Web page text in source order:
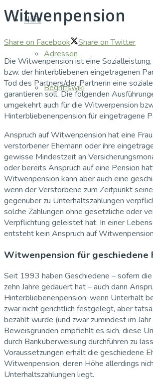
Hilfe
Adressen
Begriffswiki
Witwenpension
Share on Facebook
Share on Twitter
Die Witwenpension ist eine
bzw. der hinterbliebenen eingetragenen
Tod des Partners/der Partnerin eine
garantieren soll. Die folgenden
umgekehrt auch für die Witwerpension
Hinterbliebenenpension für eingetragene
Anspruch auf Witwenpension hat eine
verstorbener Ehemann oder ihre
gewisse Mindestzeit an
oder bereits Anspruch auf eine Pension
Witwenpension kann aber auch eine
wenn der Verstorbene zum Zeitpunkt
gegenüber zu Unterhaltszahlungen
solche Zahlungen ohne gesetzliche oder
Verpflichtung geleistet hat. In einer
entsteht kein Anspruch auf
Witwenpension für geschiedene
Seit 1993 haben Geschiedene – sofern
zehn Jahre gedauert hat – auch dann
Hinterbliebenenpension, wenn Unterhalt
zwar nicht gerichtlich festgelegt, aber
bezahlt wurde (und zwar zumindest im
Beweisgründen empfiehlt es sich, diese
durch Banküberweisung durchführen zu
Voraussetzungen erhält die geschiedene
Witwenpension, deren Höhe allerdings
Unterhaltszahlungen liegt.